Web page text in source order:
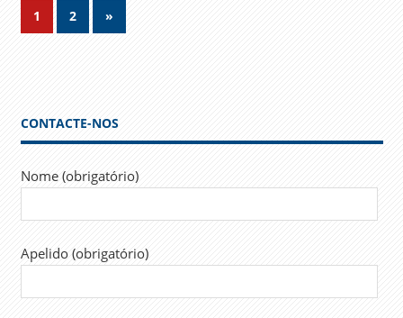
Navegação
1 2
Next
Posts
»
CONTACTE-NOS
Nome (obrigatório)
Apelido (obrigatório)